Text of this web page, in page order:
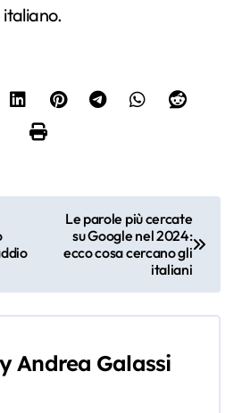
Le parole più cercate
su Google nel 2024:
ecco cosa cercano gli
italiani
Andrea Galassi